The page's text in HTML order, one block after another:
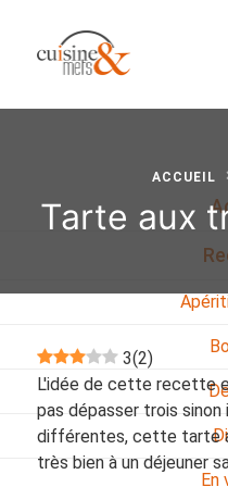
ACCUEIL
Tarte aux
3(2)
L'idée de cette recette
pas dépasser trois sinon
différentes, cette tarte
très bien à un déjeuner